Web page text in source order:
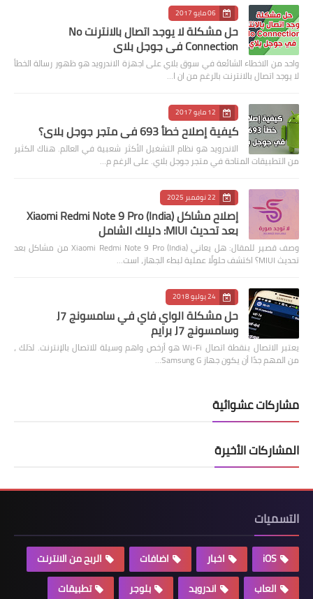
06 مايو 2017
حل مشكلة لا يوجد اتصال بالانترنت No
Connection في جوجل بلاي
واحد من الاخطاء الشائعة في سوق بلاي على اجهزة الاندرويد هو ظهور رسالة الخطأ
لا يوجد اتصال بالانترنت بالرغم من ان ا…
12 مايو 2017
كيفية إصلاح خطأ 693 في متجر جوجل بلاي؟
الاندرويد هو نظام التشغيل الأكثر شعبية في العالم. هناك الكثير
من التطبيقات المتاحة في متجر جوجل بلاي. على الرغم م…
22 نوفمبر 2025
إصلاح مشاكل Xiaomi Redmi Note 9 Pro (India)
بعد تحديث MIUI: دليلك الشامل
وصف قصير للمقال: هل يعاني Xiaomi Redmi Note 9 Pro (India) من مشاكل بعد
تحديث MIUI؟ اكتشف حلولًا عملية لبطء الجهاز، است…
24 يوليو 2018
حل مشكلة الواي فاي في سامسونج J7
وسامسونج J7 برايم
يعتبر الاتصال بنقطة اتصال Wi-Fi هو أرخص واهم وسيلة للاتصال بالإنترنت. لذلك ،
من المهم جدًا أن يكون جهاز Samsung G…
مشاركات عشوائية
المشاركات الأخيرة
التسميات
iOS اخبار اضافات
الربح من الانترنت
العاب
اندرويد بلوجر
تطبيقات